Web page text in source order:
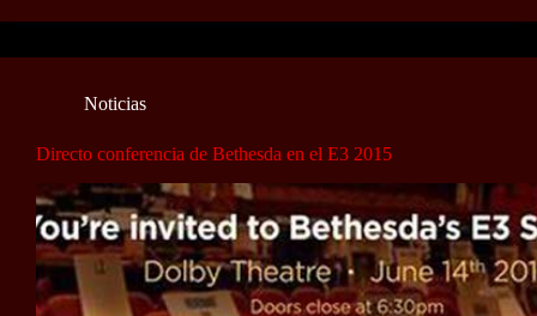
Noticias
Directo conferencia de Bethesda en el E3 2015